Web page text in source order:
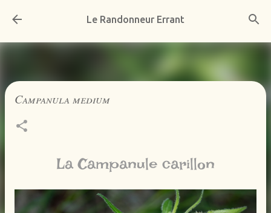
Accéder au contenu principal
Le Randonneur Errant
Campanula medium
La Campanule carillon